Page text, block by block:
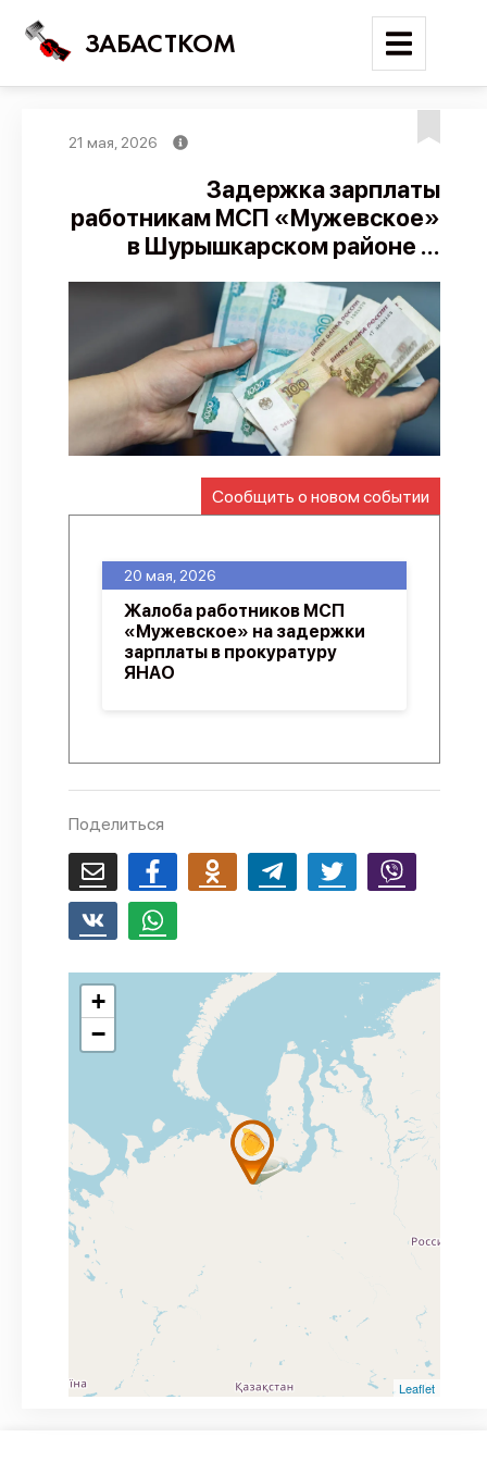
ЗАБАСТКОМ
Поиск
Новости
Карта событий
Трудовые конфликты
Отчеты
Предложить публикацию
Справочник
API
О проекте
21 мая, 2026
Задержка зарплаты
работникам МСП «Мужевское»
в Шурышкарском районе ...
Сообщить о новом событии
20 мая, 2026
Жалоба работников МСП
«Мужевское» на задержки
зарплаты в прокуратуру
ЯНАО
Поделиться
+
−
Leaflet